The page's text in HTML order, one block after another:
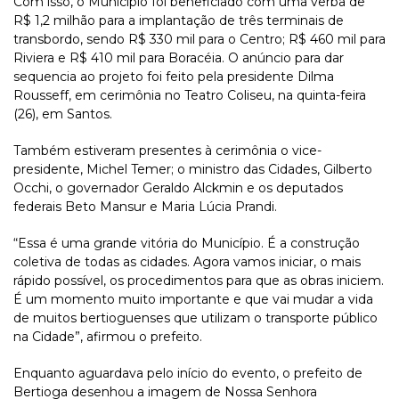
R$ 1,2 milhão para a implantação de três terminais de
transbordo, sendo R$ 330 mil para o Centro; R$ 460 mil para
Riviera e R$ 410 mil para Boracéia. O anúncio para dar
sequencia ao projeto foi feito pela presidente Dilma
Rousseff, em cerimônia no Teatro Coliseu, na quinta-feira
(26), em Santos.
Também estiveram presentes à cerimônia o vice-
presidente, Michel Temer; o ministro das Cidades, Gilberto
Occhi, o governador Geraldo Alckmin e os deputados
federais Beto Mansur e Maria Lúcia Prandi.
“Essa é uma grande vitória do Município. É a construção
coletiva de todas as cidades. Agora vamos iniciar, o mais
rápido possível, os procedimentos para que as obras iniciem.
É um momento muito importante e que vai mudar a vida
de muitos bertioguenses que utilizam o transporte público
na Cidade”, afirmou o prefeito.
Enquanto aguardava pelo início do evento, o prefeito de
Bertioga desenhou a imagem de Nossa Senhora